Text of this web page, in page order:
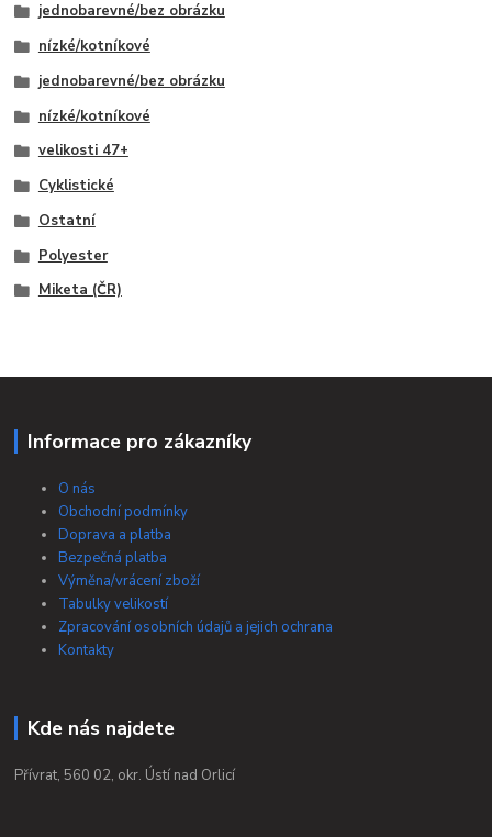
jednobarevné/bez obrázku
nízké/kotníkové
jednobarevné/bez obrázku
nízké/kotníkové
velikosti 47+
Cyklistické
Ostatní
Polyester
Miketa (ČR)
Informace pro zákazníky
O nás
Obchodní podmínky
Doprava a platba
Bezpečná platba
Výměna/vrácení zboží
Tabulky velikostí
Zpracování osobních údajů a jejich ochrana
Kontakty
Kde nás najdete
Přívrat, 560 02, okr. Ústí nad Orlicí